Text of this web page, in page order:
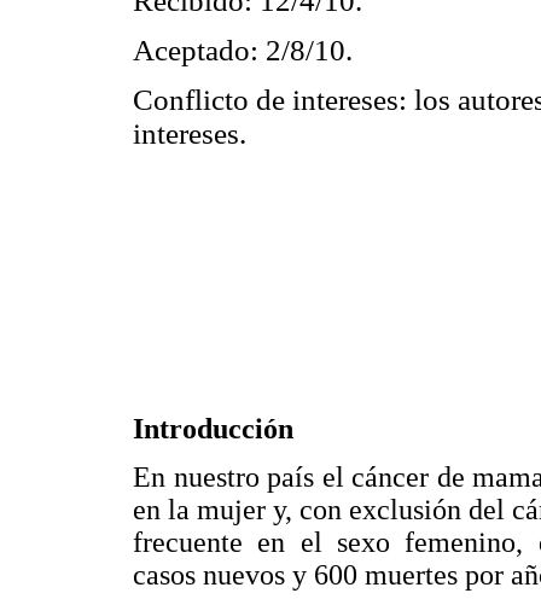
Aceptado: 2/8/10.
Conflicto de intereses: los
intereses.
Introducción
En nuestro país el cáncer de
en la mujer y, con exclusión del
frecuente en el sexo femenino,
casos nuevos y 600 muertes por